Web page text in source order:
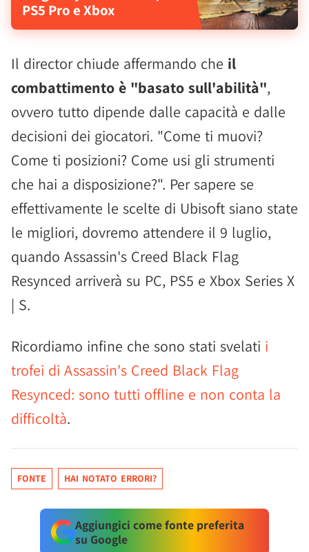
PS5 Pro e Xbox
Il director chiude affermando che il
combattimento è "basato sull'abilità",
ovvero tutto dipende dalle capacità e dalle
decisioni dei giocatori. "Come ti muovi?
Come ti posizioni? Come usi gli strumenti
che hai a disposizione?". Per sapere se
effettivamente le scelte di Ubisoft siano state
le migliori, dovremo attendere il 9 luglio,
quando Assassin's Creed Black Flag
Resynced arriverà su PC, PS5 e Xbox Series X
| S.
Ricordiamo infine che sono stati svelati i
trofei di Assassin's Creed Black Flag
Resynced: sono tutti offline e non conta la
difficoltà.
FONTE HAI NOTATO ERRORI?
Aggiungici come fonte preferita
su Google